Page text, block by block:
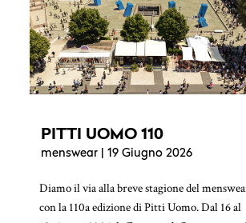
PITTI UOMO 110
menswear | 19 Giugno 2026
Diamo il via alla breve stagione del
con la 110a edizione di Pitti Uomo. Dal 16 al